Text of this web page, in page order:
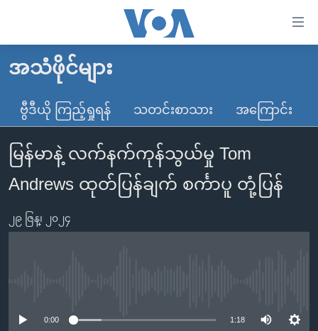
လွယ်ကူ
သည့်
Link
များ
ပင်မ
သို့
မူလစာမျက်နှာ
မြန်မာ
ကမ္ဘာ့သတင်းများ
နိုင်ငံတကာ
အမေရိကန်
အစ္စရေး-ပါလက်စတိုင်း
ဗွီဒီယို
သတင်းလွတ်လပ်ခွင့်
ရပ်ဝန်းတခု လမ်းတခု အလွန်
အင်္ဂလိပ်စာလေ့လာမယ်
အသံဖိုင်များ
ဗွီဒီယို ကြည့်ရှုရန် သတင်းစာသား အကြောင်း
မြန်မာနဲ့ လက်နက်ကုန်သွယ်မှု Tom
Andrews ထုတ်ပြန်ချက် စင်္ကာပူ တုံ့ပြန်
၂၉ ဇြန္၊ ၂၀၂၄
0:00 1:18